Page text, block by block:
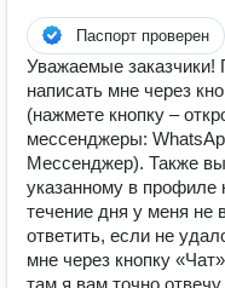
Паспорт проверен
Уважаемые
написать мне через
(нажмете кнопку –
мессенджеры:
Мессенджер). Также
указанному в профиле
течение дня у меня не
ответить, если не
мне через кнопку
там я вам точно